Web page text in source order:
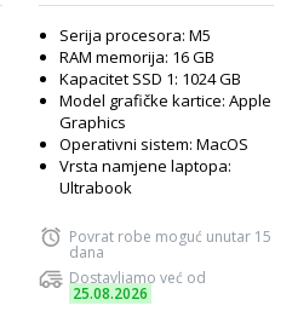
Serija procesora: M5
RAM memorija: 16 GB
Kapacitet SSD 1: 1024 GB
Model grafičke kartice: Apple
Graphics
Operativni sistem: MacOS
Vrsta namjene laptopa:
Ultrabook
Povrat robe moguć unutar 15
dana
Dostavljamo već od
25.08.2026